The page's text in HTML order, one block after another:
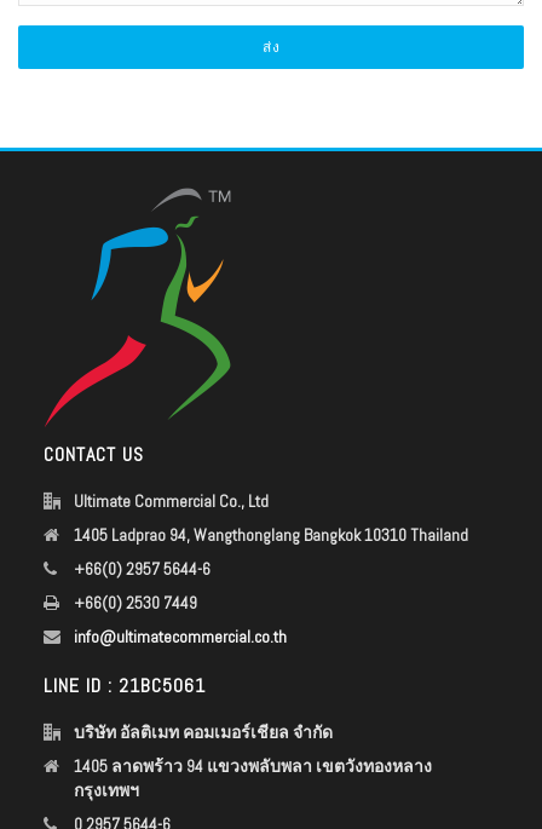
CONTACT US
Ultimate Commercial Co., Ltd
1405 Ladprao 94, Wangthonglang Bangkok 10310 Thailand
+66(0) 2957 5644-6
+66(0) 2530 7449
info@ultimatecommercial.co.th
LINE ID : 21BC5061
บริษัท อัลติเมท คอมเมอร์เชียล จำกัด
1405 ลาดพร้าว 94 แขวงพลับพลา เขตวังทองหลาง
กรุงเทพฯ
0 2957 5644-6